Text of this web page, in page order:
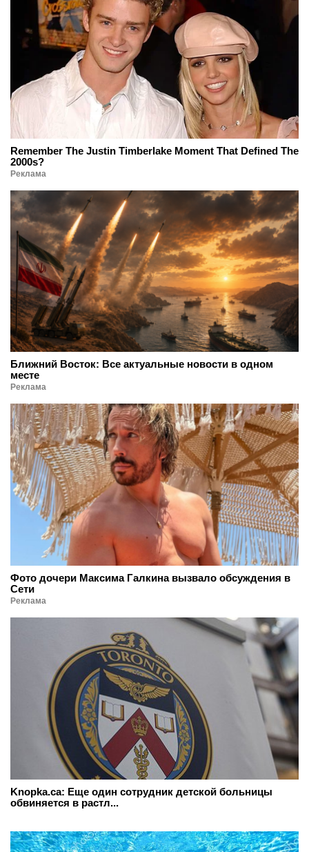
Remember The Justin Timberlake Moment That Defined The
2000s?
Реклама
Ближний Восток: Все актуальные новости в одном
месте
Реклама
Фото дочери Максима Галкина вызвало обсуждения в
Сети
Реклама
Knopka.ca: Еще один сотрудник детской больницы
обвиняется в растл...